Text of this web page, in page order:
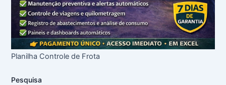
Planilha Controle de Frota
Pesquisa